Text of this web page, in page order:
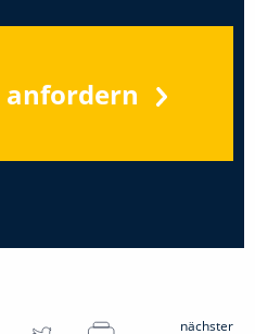
anfordern
nächster